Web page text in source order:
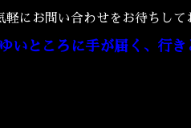
にお問い合わせをお待ちして
いところに手が届く、行き